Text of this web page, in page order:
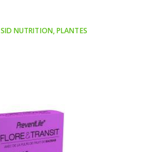
SID NUTRITION,PLANTES